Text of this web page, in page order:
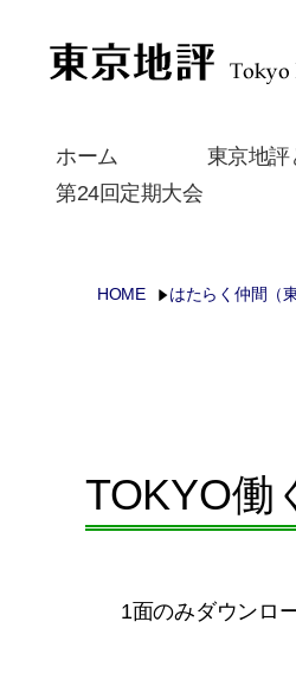
ホーム 東京地評
第24回定期大会
HOME はたらく仲間（
TOKYO働
1面のみダウンロ